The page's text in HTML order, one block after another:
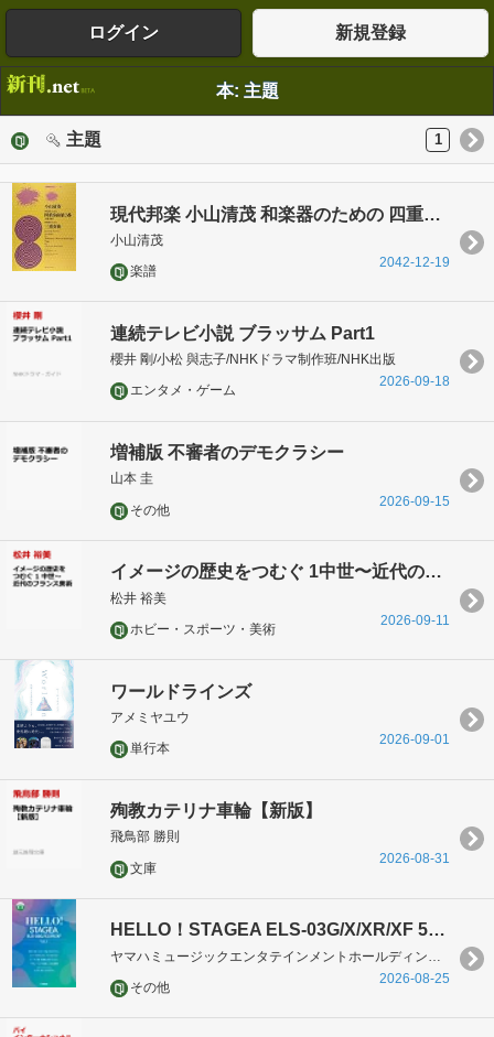
ログイン 新規登録
本: 主題
主題 1
現代邦楽 小山清茂 和楽器のための 四重奏曲第2番/三重奏曲 (現代邦楽ライブラリー)
小山清茂
楽譜
2042-12-19
連続テレビ小説 ブラッサム Part1
櫻井 剛/小松 與志子/NHKドラマ制作班/NHK出版
エンタメ・ゲーム
2026-09-18
増補版 不審者のデモクラシー
山本 圭
その他
2026-09-15
イメージの歴史をつむぐ 1中世〜近代のフランス美術
松井 裕美
ホビー・スポーツ・美術
2026-09-11
ワールドラインズ
アメミヤユウ
単行本
2026-09-01
殉教カテリナ車輪【新版】
飛鳥部 勝則
文庫
2026-08-31
HELLO！STAGEA ELS-03G/X/XR/XF 5〜3級 Vol.1
その他
2026-08-25